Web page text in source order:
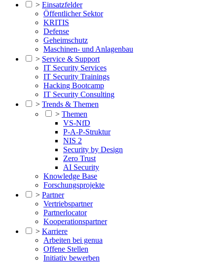
> Einsatzfelder
Öffentlicher Sektor
KRITIS
Defense
Geheimschutz
Maschinen- und Anlagenbau
> Service & Support
IT Security Services
IT Security Trainings
Hacking Bootcamp
IT Security Consulting
> Trends & Themen
> Themen
VS-NfD
P-A-P-Struktur
NIS 2
Security by Design
Zero Trust
AI Security
Knowledge Base
Forschungsprojekte
> Partner
Vertriebspartner
Partnerlocator
Kooperationspartner
> Karriere
Arbeiten bei genua
Offene Stellen
Initiativ bewerben